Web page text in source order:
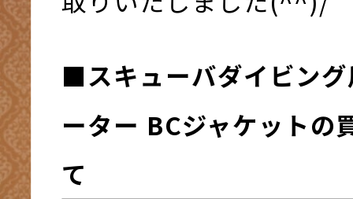
■スキューバダイビン
ーター BCジャケットの
て